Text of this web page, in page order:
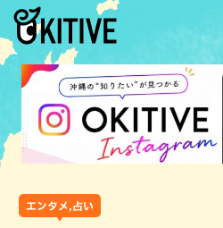
エンタメ,占い